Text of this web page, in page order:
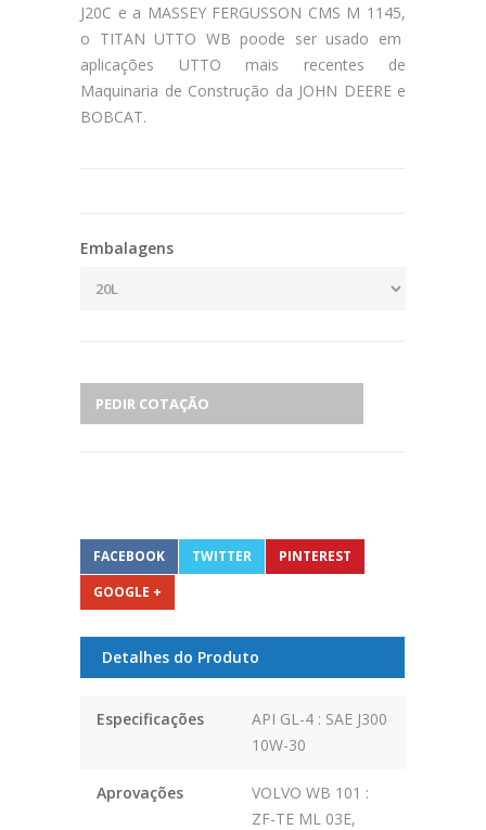
J20C e a MASSEY FERGUSSON CMS M 1145,
o TITAN UTTO WB poode ser usado em
aplicações UTTO mais recentes de
Maquinaria de Construção da JOHN DEERE e
BOBCAT.
Embalagens
PEDIR COTAÇÃO
FACEBOOK TWITTER
PINTEREST
GOOGLE +
Detalhes do Produto
Especificações
API GL-4 : SAE J300
10W-30
Aprovações
VOLVO WB 101 :
ZF-TE ML 03E,